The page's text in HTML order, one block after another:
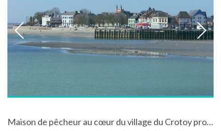
Maison de pêcheur au cœur du village du Crotoy proche de la plage